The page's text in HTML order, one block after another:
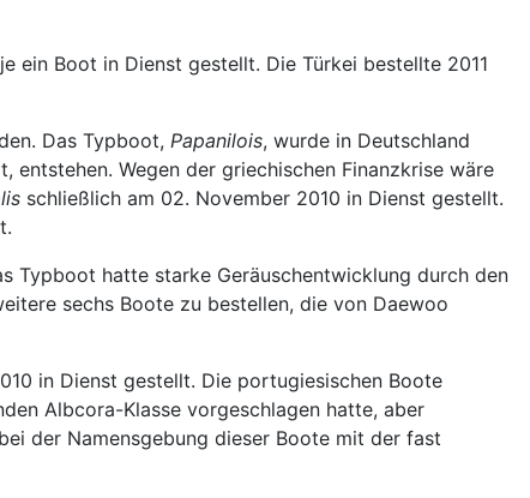
ein Boot in Dienst gestellt. Die Türkei bestellte 2011
Das Typboot, Papanilois, wurde in Deutschland
Wegen der griechischen Finanzkrise wäre
schließlich am 02. November 2010 in Dienst gestellt.
Typboot hatte starke Geräuschentwicklung durch den
sechs Boote zu bestellen, die von Daewoo
in Dienst gestellt. Die portugiesischen Boote
Albcora-Klasse vorgeschlagen hatte, aber
der Namensgebung dieser Boote mit der fast